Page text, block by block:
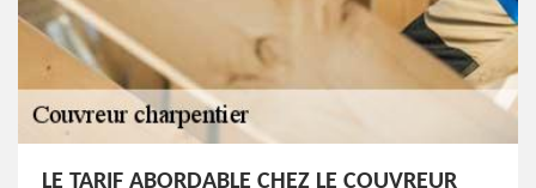
LE TARIF ABORDABLE CHEZ LE COUVREUR